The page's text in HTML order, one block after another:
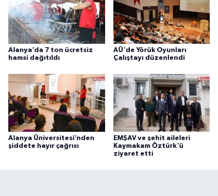
Alanya’da 7 ton ücretsiz
hamsi dağıtıldı
AÜ'de Yörük Oyunları
Çalıştayı düzenlendi
Alanya Üniversitesi’nden
şiddete hayır çağrısı
EMŞAV ve şehit aileleri
Kaymakam Öztürk'ü
ziyaret etti